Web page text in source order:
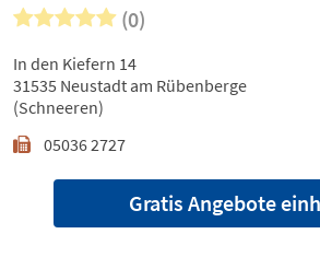
(0)
05036 2727
In den Kiefern 14
31535 Neustadt am Rübenberge
(Schneeren)
Gratis Angebote